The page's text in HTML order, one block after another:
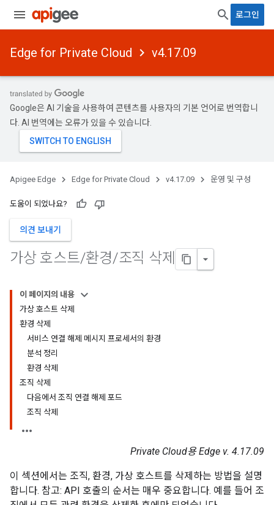
로그인
Edge for Private Cloud v4.17.09
Google은 AI 기술을 사용하여 콘텐츠를 사용자의 기본 언어로 번역합니
다. AI 번역에는 오류가 있을 수 있습니다.
Apigee Edge Edge for Private Cloud v4.17.09 운영 및 구성
도움이 되었나요?
의견 보내기
가상 호스트/환경/조직 삭제
이 페이지의 내용
가상 호스트 삭제
환경 삭제
서비스 연결 해제 메시지 프로세서의 환경
분석 정리
환경 삭제
조직 삭제
다음에서 조직 연결 해제 포드
조직 삭제
Private Cloud용 Edge v. 4.17.09
이 섹션에서는 조직, 환경, 가상 호스트를 삭제하는 방법을 설명
합니다. 참고: API 호출의 순서는 매우 중요합니다. 예를 들어 조